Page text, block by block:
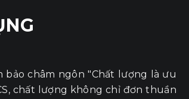
bảo châm ngôn "Chất lượng là ưu
chất lượng không chỉ đơn thuần